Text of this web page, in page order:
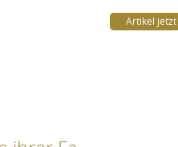
Artikel